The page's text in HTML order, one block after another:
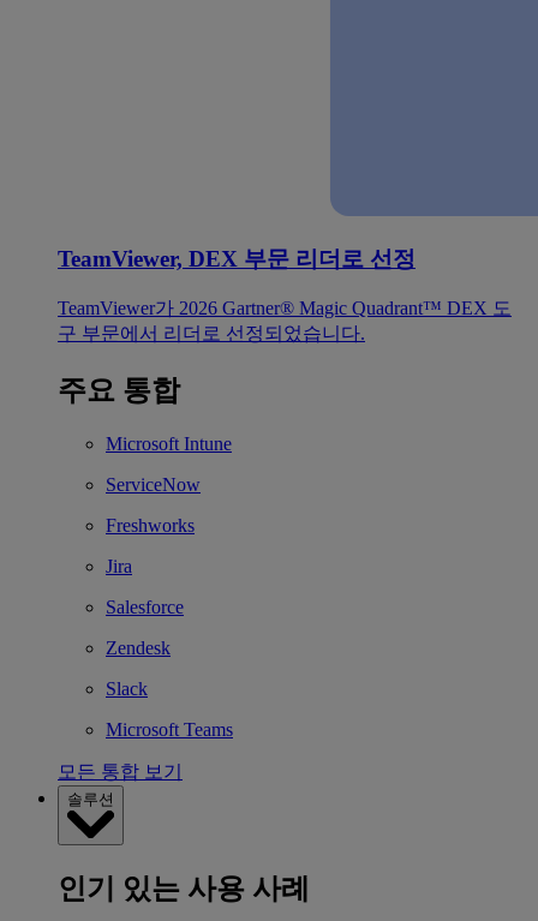
TeamViewer, DEX 부문 리더로 선정
TeamViewer가 2026 Gartner® Magic Quadrant™ DEX 도
구 부문에서 리더로 선정되었습니다.
주요 통합
Microsoft Intune
ServiceNow
Freshworks
Jira
Salesforce
Zendesk
Slack
Microsoft Teams
모든 통합 보기
솔루션
인기 있는 사용 사례